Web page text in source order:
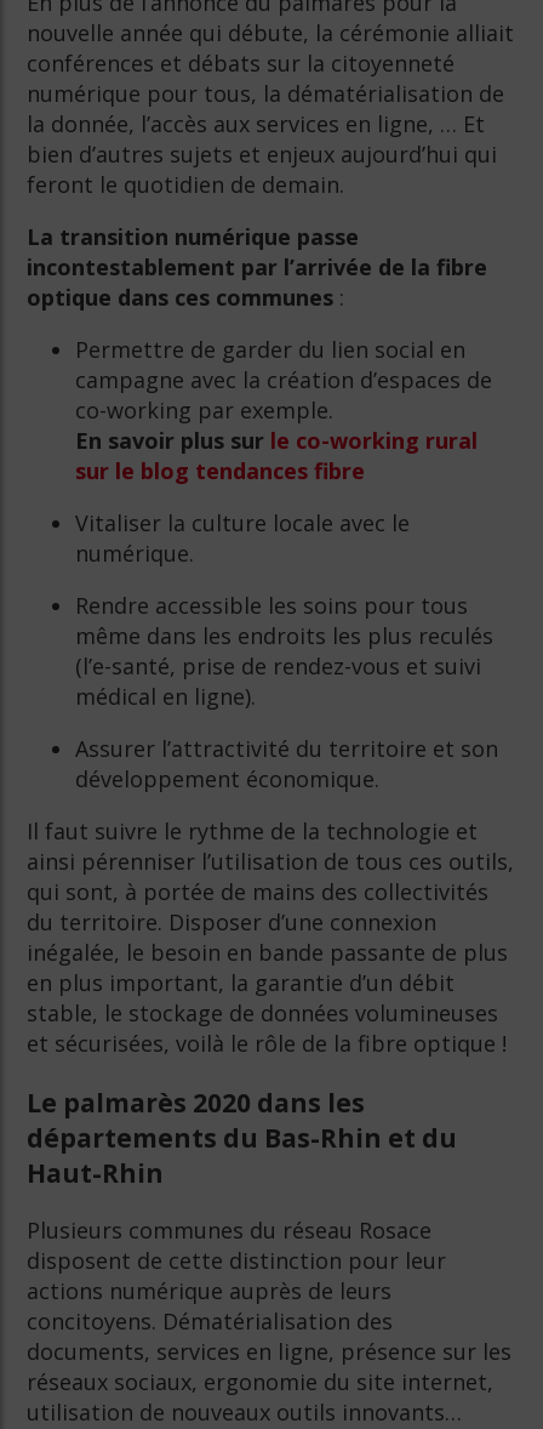
nouvelle année qui débute, la cérémonie alliait
conférences et débats sur la citoyenneté
numérique pour tous, la dématérialisation de
la donnée, l’accès aux services en ligne, … Et
bien d’autres sujets et enjeux aujourd’hui qui
feront le quotidien de demain.
La transition numérique passe
incontestablement par l’arrivée de la fibre
optique dans ces communes :
Permettre de garder du lien social en
campagne avec la création d’espaces de
co-working par exemple.
En savoir plus sur le co-working rural
sur le blog tendances fibre
Vitaliser la culture locale avec le
numérique.
Rendre accessible les soins pour tous
même dans les endroits les plus reculés
(l’e-santé, prise de rendez-vous et suivi
médical en ligne).
Assurer l’attractivité du territoire et son
développement économique.
Il faut suivre le rythme de la technologie et
ainsi pérenniser l’utilisation de tous ces outils,
qui sont, à portée de mains des collectivités
du territoire. Disposer d’une connexion
inégalée, le besoin en bande passante de plus
en plus important, la garantie d’un débit
stable, le stockage de données volumineuses
et sécurisées, voilà le rôle de la fibre optique !
Le palmarès 2020 dans les
départements du Bas-Rhin et du
Haut-Rhin
Plusieurs communes du réseau Rosace
disposent de cette distinction pour leur
actions numérique auprès de leurs
concitoyens. Dématérialisation des
documents, services en ligne, présence sur les
réseaux sociaux, ergonomie du site internet,
utilisation de nouveaux outils innovants…